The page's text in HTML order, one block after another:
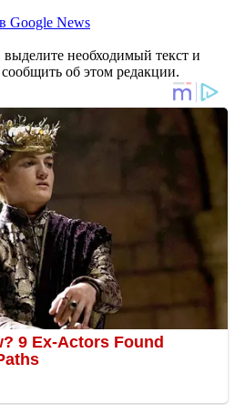
Google News
необходимый текст и
об этом редакции.